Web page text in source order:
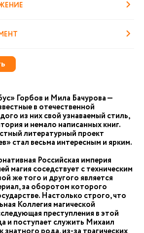
Горбов и Мила Бачурова —
в отечественной
из них свой узнаваемый стиль,
и немало написанных книг.
литературный проект
стал весьма интересным и ярким.
Российская империя
магия соседствует с техническим
же того и другого является
за оборотом которого
Настолько строго, что
Коллегия магической
преступления в этой
и поступает служить Михаил